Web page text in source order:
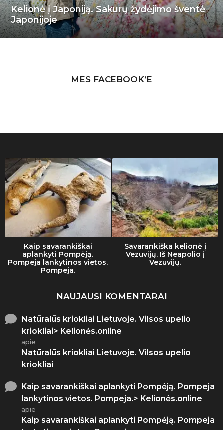
Kelionė į Japoniją. Sakurų žydėjimo šventė
Japonijoje
MES FACEBOOK’E
Kaip savarankiškai
aplankyti Pompėją.
Pompeja lankytinos vietos.
Pompeja.
Savarankiška kelionė į
Vezuvijų. Iš Neapolio į
Vezuvijų.
NAUJAUSI KOMENTARAI
Natūralūs kriokliai Lietuvoje. Vilsos upelio
kriokliai> Kelionės.online
apie
Natūralūs kriokliai Lietuvoje. Vilsos upelio
kriokliai
Kaip savarankiškai aplankyti Pompėją. Pompeja
lankytinos vietos. Pompeja.> Kelionės.online
apie
Kaip savarankiškai aplankyti Pompėją. Pompeja